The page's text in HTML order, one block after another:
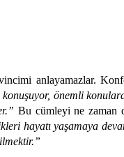
anlayamazlar.
önemli
Bu cümleyi ne zaman
hayatı yaşamaya